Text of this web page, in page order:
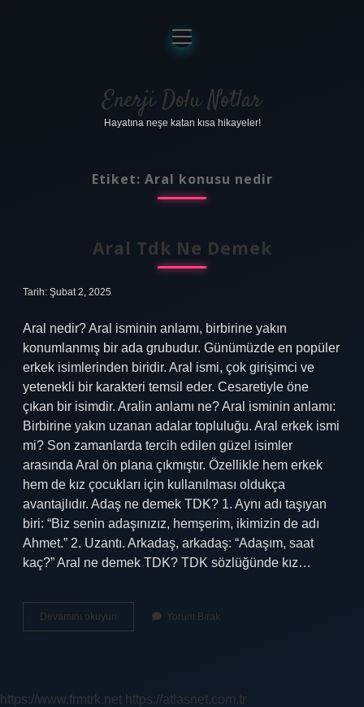
Anasayfa
Gizlilik Politikası
Yasal Uyarı
menüyü
aç
Enerji Dolu Notlar
Hayatına neşe katan kısa hikayeler!
Etiket: Aral konusu nedir
Aral Tdk Ne Demek
Tarih: Şubat 2, 2025
Aral nedir? Aral isminin anlamı, birbirine yakın
konumlanmış bir ada grubudur. Günümüzde en popüler
erkek isimlerinden biridir. Aral ismi, çok girişimci ve
yetenekli bir karakteri temsil eder. Cesaretiyle öne
çıkan bir isimdir. Aralin anlamı ne? Aral isminin anlamı:
Birbirine yakın uzanan adalar topluluğu. Aral erkek ismi
mi? Son zamanlarda tercih edilen güzel isimler
arasında Aral ön plana çıkmıştır. Özellikle hem erkek
hem de kız çocukları için kullanılması oldukça
avantajlıdır. Adaş ne demek TDK? 1. Aynı adı taşıyan
biri: “Biz senin adaşınızız, hemşerim, ikimizin de adı
Ahmet.” 2. Uzantı. Arkadaş, arkadaş: “Adaşım, saat
kaç?” Aral ne demek TDK? TDK sözlüğünde kız…
Devamını okuyun
Tdk
Yorum Bırak
https://www.frmtrk.net https://atlasnet.com.tr